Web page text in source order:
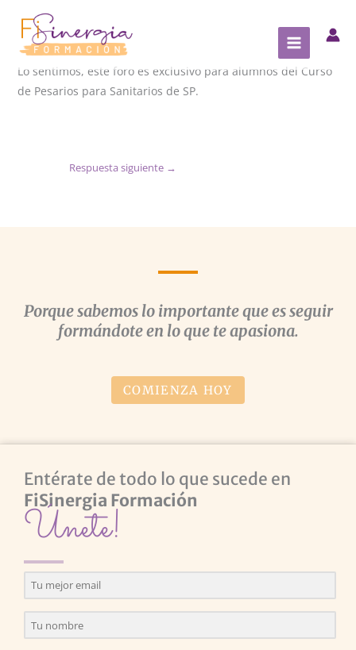
contenido
Lo sentimos, este foro es exclusivo para alumnos del Curso
de Pesarios para Sanitarios de SP.
Respuesta siguiente →
Porque sabemos lo importante que es seguir
formándote en lo que te apasiona.
COMIENZA HOY
Entérate de todo lo que sucede en
FiSinergia Formación
Únete!